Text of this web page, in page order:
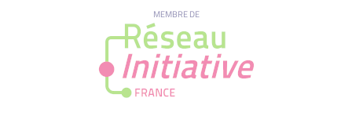
MEMBRE DE